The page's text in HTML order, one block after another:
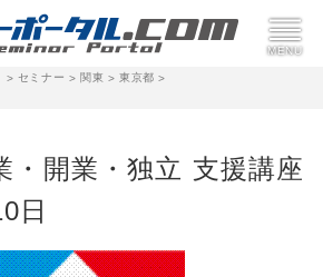
> セミナー > 関東 >東京都 >
・開業・独立 支援講座
日